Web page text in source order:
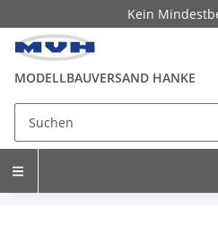
Kein
MODELLBAUVERSAND HANKE